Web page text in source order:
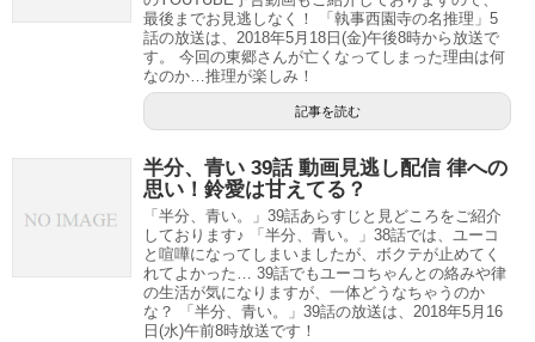
最後までお見逃しなく！ 「執事西園寺の名推理」5
話の放送は、2018年5月18日(金)午後8時から放送で
す。 今回の東郷さんが亡くなってしまった理由は何
なのか…推理が楽しみ！
記事を読む
半分、青い 39話 動画見逃し配信 律への
思い！鈴愛は甘えてる？
「半分、青い。」39話あらすじと見どころをご紹介
しております♪ 「半分、青い。」38話では、ユーコ
と喧嘩になってしまいましたが、ボクテが止めてく
れてよかった… 39話でもユーコちゃんとの絡みや律
の生活が気になりますが、一体どうなちゃうのか
な？ 「半分、青い。」39話の放送は、2018年5月16
日(水)午前8時放送です！